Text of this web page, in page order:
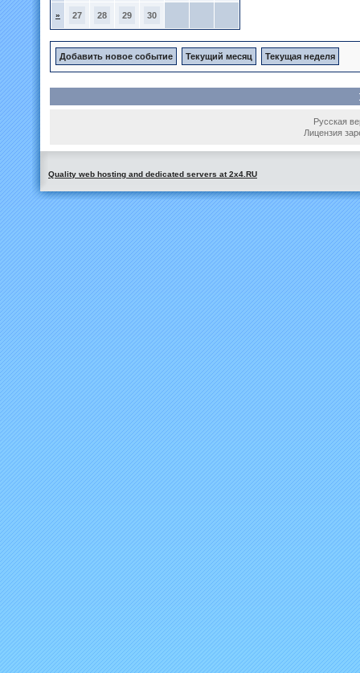
» 27 28 29 30
Добавить новое событие Текущий месяц Текущая неделя
Русская
Лицензия
Quality web hosting and dedicated servers at 2x4.RU